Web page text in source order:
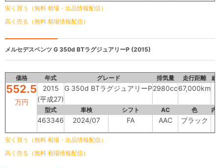
安く買う（無料 相場・出品情報配信）
高く売る（無料 相場情報配信）
メルセデスベンツ G 350d BTラグジュアリーP (2015)
価格 年式 グレード 排気量 走行距離 総
552.5
万円
2015
(平成27)
G 350d BTラグジュアリーP2980cc67,000km
型式 車検 シフト AC 色 内
463346 2024/07 FA AAC ブラック
安く買う（無料 相場・出品情報配信）
高く売る（無料 相場情報配信）